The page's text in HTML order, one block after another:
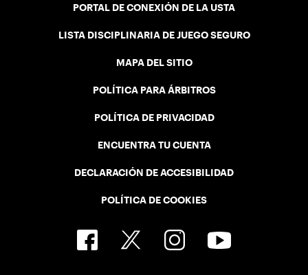
PORTAL DE CONEXIÓN DE LA USTA
LISTA DISCIPLINARIA DE JUEGO SEGURO
MAPA DEL SITIO
POLÍTICA PARA ÁRBITROS
POLÍTICA DE PRIVACIDAD
ENCUENTRA TU CUENTA
DECLARACIÓN DE ACCESIBILIDAD
POLÍTICA DE COOKIES